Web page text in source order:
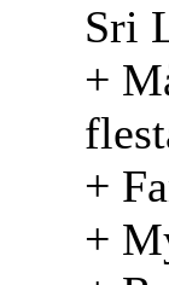
Sri
+
+
+